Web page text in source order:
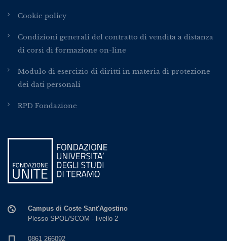
Cookie policy
Condizioni generali del contratto di vendita a distanza
di corsi di formazione on-line
Modulo di esercizio di diritti in materia di protezione
dei dati personali
RPD Fondazione
Campus di Coste Sant'Agostino
Plesso SPOL/SCOM - livello 2
0861 266092